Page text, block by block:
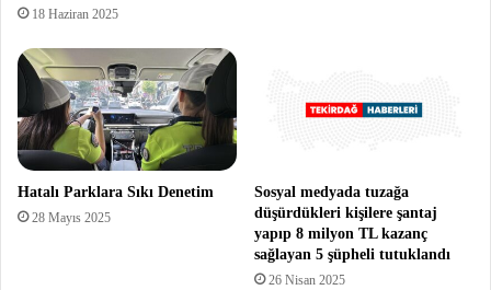
18 Haziran 2025
Hatalı Parklara Sıkı Denetim
28 Mayıs 2025
Sosyal medyada tuzağa
düşürdükleri kişilere şantaj
yapıp 8 milyon TL kazanç
sağlayan 5 şüpheli tutuklandı
26 Nisan 2025